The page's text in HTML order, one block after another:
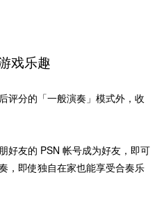
戏乐趣
评分的「一般演奏」模式外，收
好友的 PSN 帐号成为好友，即可
，即使独自在家也能享受合奏乐